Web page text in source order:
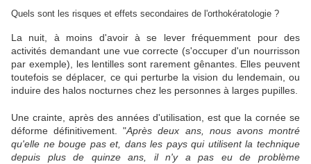
Quels sont les risques et effets secondaires de l'orthokératologie ?
La nuit, à moins d'avoir à se lever fréquemment pour des
activités demandant une vue correcte (s'occuper d'un nourrisson
par exemple), les lentilles sont rarement gênantes. Elles peuvent
toutefois se déplacer, ce qui perturbe la vision du lendemain, ou
induire des halos nocturnes chez les personnes à larges pupilles.
Une crainte, après des années d'utilisation, est que la cornée se
déforme définitivement. "Après deux ans, nous avons montré
qu'elle ne bouge pas et, dans les pays qui utilisent la technique
depuis plus de quinze ans, il n'y a pas eu de problème